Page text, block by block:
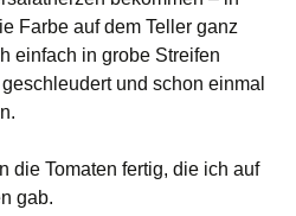
Farbe auf dem Teller ganz
einfach in grobe Streifen
und schon einmal
die Tomaten fertig, die ich auf
gab.